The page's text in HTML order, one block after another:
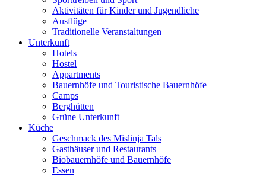
Aktivitäten für Kinder und Jugendliche
Ausflüge
Traditionelle Veranstaltungen
Unterkunft
Hotels
Hostel
Appartments
Bauernhöfe und Touristische Bauernhöfe
Camps
Berghütten
Grüne Unterkunft
Küche
Geschmack des Mislinja Tals
Gasthäuser und Restaurants
Biobauernhöfe und Bauernhöfe
Essen